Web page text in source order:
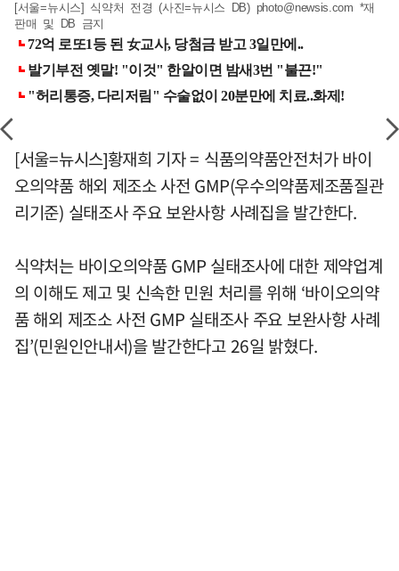
[서울=뉴시스] 식약처 전경 (사진=뉴시스 DB) photo@newsis.com *재
판매 및 DB 금지
[서울=뉴시스]황재희 기자 = 식품의약품안전처가 바이
오의약품 해외 제조소 사전 GMP(우수의약품제조품질관
리기준) 실태조사 주요 보완사항 사례집을 발간한다.
식약처는 바이오의약품 GMP 실태조사에 대한 제약업계
의 이해도 제고 및 신속한 민원 처리를 위해 ‘바이오의약
품 해외 제조소 사전 GMP 실태조사 주요 보완사항 사례
집’(민원인안내서)을 발간한다고 26일 밝혔다.